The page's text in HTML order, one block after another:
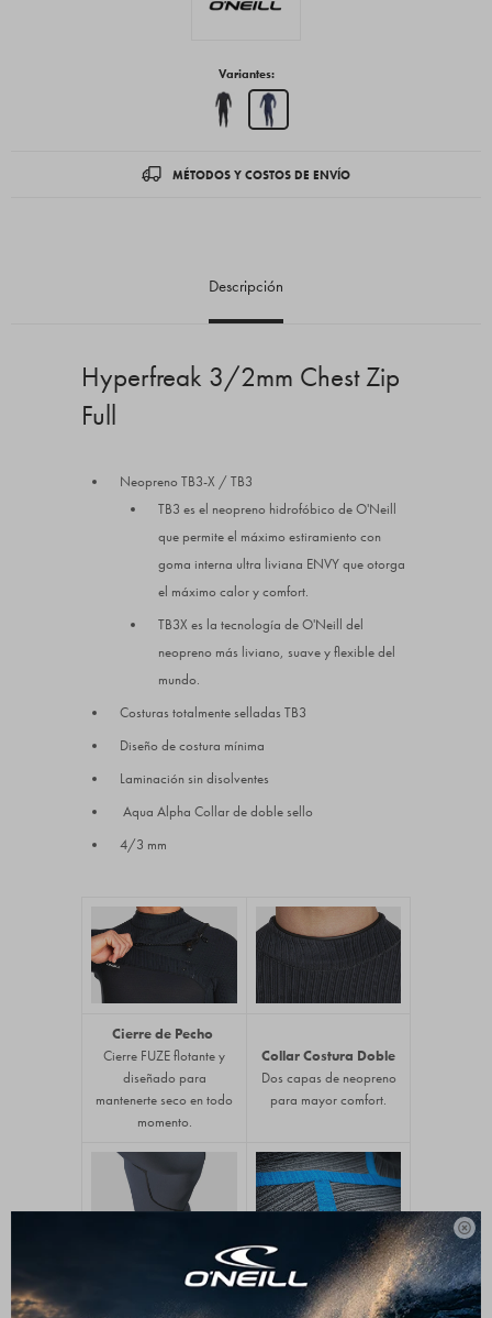

Variantes:
MÉTODOS Y COSTOS DE ENVÍO
Descripción
Hyperfreak 3/2mm Chest Zip
Full
Neopreno TB3-X / TB3
TB3 es el neopreno hidrofóbico de O'Neill
que permite el máximo estiramiento con
goma interna ultra liviana ENVY que otorga
el máximo calor y comfort.
TB3X es la tecnología de O'Neill del
neopreno más liviano, suave y flexible del
mundo.
Costuras totalmente selladas TB3
Diseño de costura mínima
Laminación sin disolventes
Aqua Alpha Collar de doble sello
4/3 mm
Cierre de Pecho
Cierre FUZE flotante y
diseñado para
mantenerte seco en todo
momento.
Collar Costura Doble
Dos capas de neopreno
para mayor comfort.
Costuras Recicladas
TB3X con GBS